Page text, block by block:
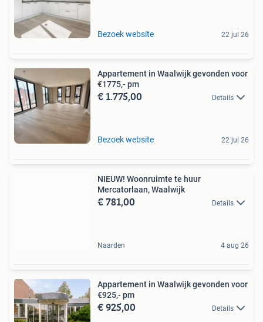
Bezoek website 22 jul 26
Appartement in Waalwijk gevonden voor
€1775,- pm
€ 1.775,00 Details
Bezoek website 22 jul 26
NIEUW! Woonruimte te huur
Mercatorlaan, Waalwijk
€ 781,00 Details
Naarden 4 aug 26
Appartement in Waalwijk gevonden voor
€925,- pm
€ 925,00 Details